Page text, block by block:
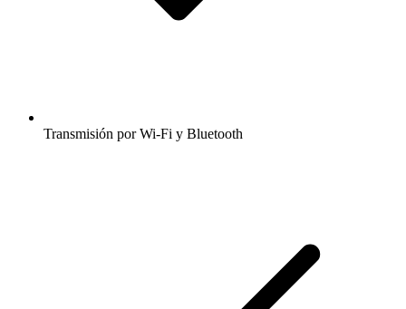
Transmisión por Wi-Fi y Bluetooth